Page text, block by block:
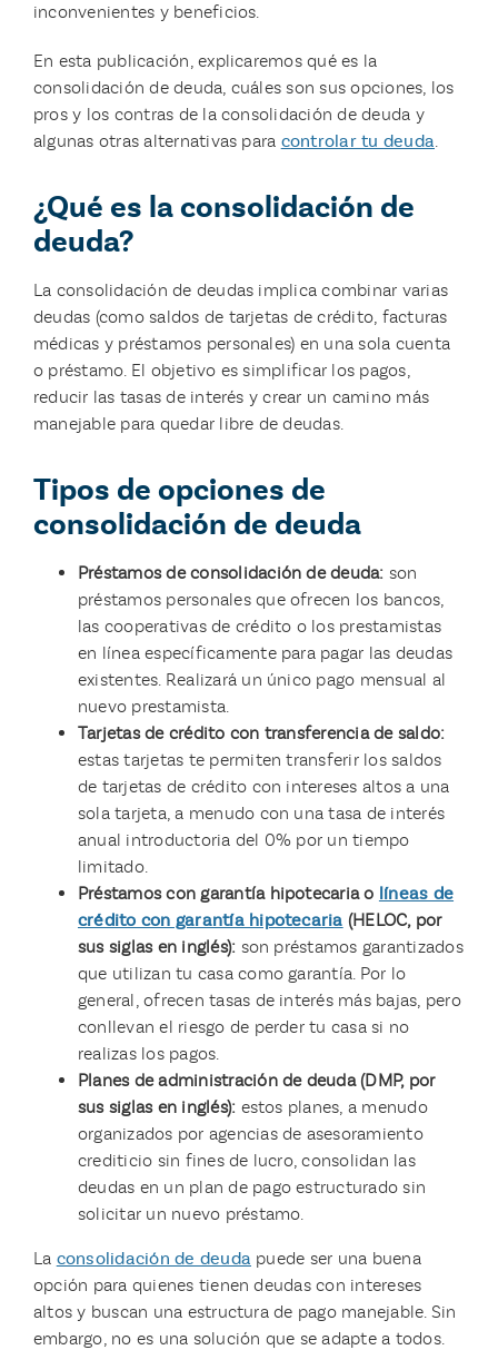
inconvenientes y beneficios.
En esta publicación, explicaremos qué es la
consolidación de deuda, cuáles son sus opciones, los
pros y los contras de la consolidación de deuda y
algunas otras alternativas para controlar tu deuda.
¿Qué es la consolidación de
deuda?
La consolidación de deudas implica combinar varias
deudas (como saldos de tarjetas de crédito, facturas
médicas y préstamos personales) en una sola cuenta
o préstamo. El objetivo es simplificar los pagos,
reducir las tasas de interés y crear un camino más
manejable para quedar libre de deudas.
Tipos de opciones de
consolidación de deuda
Préstamos de consolidación de deuda: son
préstamos personales que ofrecen los bancos,
las cooperativas de crédito o los prestamistas
en línea específicamente para pagar las deudas
existentes. Realizará un único pago mensual al
nuevo prestamista.
Tarjetas de crédito con transferencia de saldo:
estas tarjetas te permiten transferir los saldos
de tarjetas de crédito con intereses altos a una
sola tarjeta, a menudo con una tasa de interés
anual introductoria del 0% por un tiempo
limitado.
Préstamos con garantía hipotecaria o líneas de
crédito con garantía hipotecaria (HELOC, por
sus siglas en inglés): son préstamos garantizados
que utilizan tu casa como garantía. Por lo
general, ofrecen tasas de interés más bajas, pero
conllevan el riesgo de perder tu casa si no
realizas los pagos.
Planes de administración de deuda (DMP, por
sus siglas en inglés): estos planes, a menudo
organizados por agencias de asesoramiento
crediticio sin fines de lucro, consolidan las
deudas en un plan de pago estructurado sin
solicitar un nuevo préstamo.
La consolidación de deuda puede ser una buena
opción para quienes tienen deudas con intereses
altos y buscan una estructura de pago manejable. Sin
embargo, no es una solución que se adapte a todos.